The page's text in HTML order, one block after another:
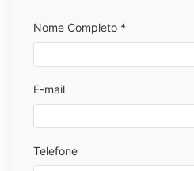
Nome Completo *
E-mail
Telefone